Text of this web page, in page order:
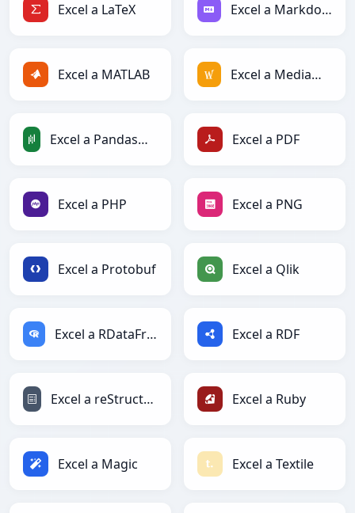
Excel a LaTeX Excel a Markdown
Excel a MATLAB Excel a MediaWiki
Excel a PandasDataFrame Excel a PDF
Excel a PHP Excel a PNG
Excel a Protobuf Excel a Qlik
Excel a RDataFrame Excel a RDF
Excel a reStructuredText Excel a Ruby
Excel a Magic Excel a Textile